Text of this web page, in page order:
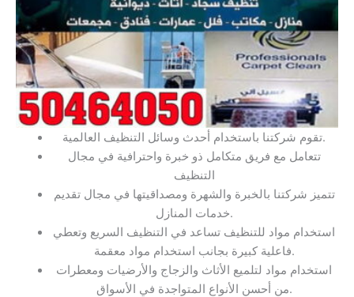
تقوم شركتنا باستخدام أحدث وسائل التنظيف العالمية.
تتعامل مع فريق متكامل ذو خبرة واحترافية في مجال
التنظيف
تتميز شركتنا بالخبرة والشهرة ومصداقيتها في مجال تقديم
خدمات المنازل.
استخدام مواد للتنظيف تساعد في التنظيف السريع وتعطي
فاعلية كبيرة بجانب استخدام مواد معقمة.
استخدام مواد لتلميع الأثاث والزجاج والأرضيات ومعطرات
من أحسن الأنواع المتواجدة في الأسواق.